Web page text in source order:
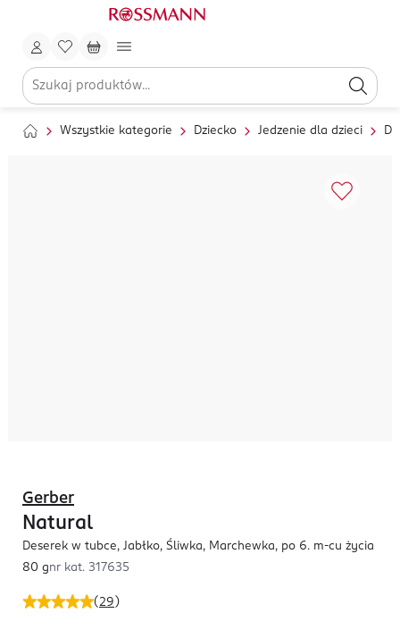
Wszystkie kategorie Dziecko Jedzenie dla dzieci
(29 )
Gerber
Natural
Deserek w tubce, Jabłko, Śliwka, Marchewka, po 6. m-cu życia
80 gnr kat. 317635